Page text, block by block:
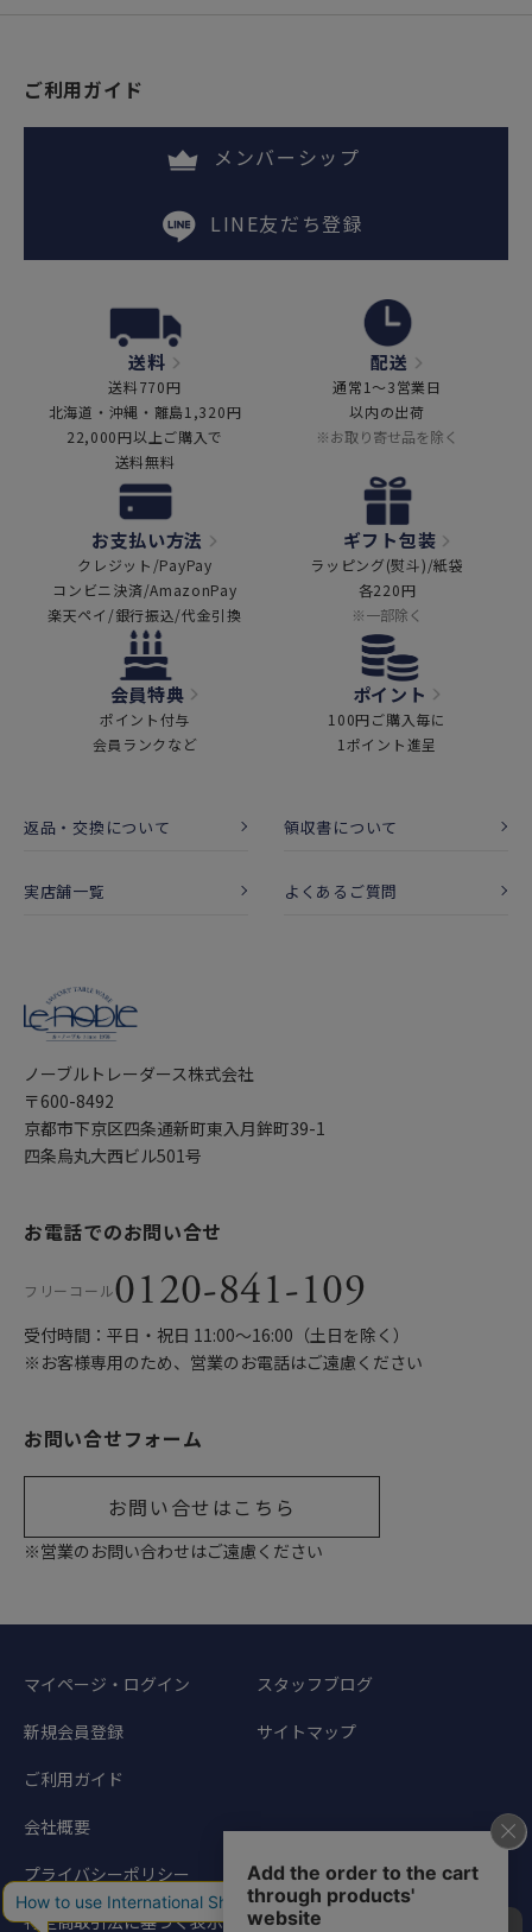
ご利用ガイド
メンバーシップ
LINE友だち登録
送料
送料770円
北海道・沖縄・離島1,320円
22,000円以上ご購入で
送料無料
配送
通常1～3営業日
以内の出荷
※お取り寄せ品を除く
お支払い方法
クレジット/PayPay
コンビニ決済/AmazonPay
楽天ペイ/銀行振込/代金引換
ギフト包装
ラッピング(熨斗)/紙袋
各220円
※一部除く
会員特典
ポイント付与
会員ランクなど
ポイント
100円ご購入毎に
1ポイント進呈
返品・交換について 領収書について
実店舗一覧 よくあるご質問
ノーブルトレーダース株式会社
〒600-8492
京都市下京区四条通新町東入月鉾町39-1
四条烏丸大西ビル501号
お電話でのお問い合せ
フリーコール0120-841-109
受付時間：平日・祝日 11:00〜16:00（土日を除く）
※お客様専用のため、営業のお電話はご遠慮ください
お問い合せフォーム
お問い合せはこちら
※営業のお問い合わせはご遠慮ください
マイページ・ログイン
新規会員登録
ご利用ガイド
会社概要
プライバシーポリシー
特定商取引法に基づく表示
スタッフブログ
サイトマップ